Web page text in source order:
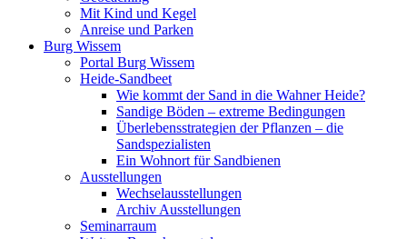
Mit Kind und Kegel
Anreise und Parken
Burg Wissem
Portal Burg Wissem
Heide-Sandbeet
Wie kommt der Sand in die Wahner Heide?
Sandige Böden – extreme Bedingungen
Überlebensstrategien der Pflanzen – die
Sandspezialisten
Ein Wohnort für Sandbienen
Ausstellungen
Wechselausstellungen
Archiv Ausstellungen
Seminarraum